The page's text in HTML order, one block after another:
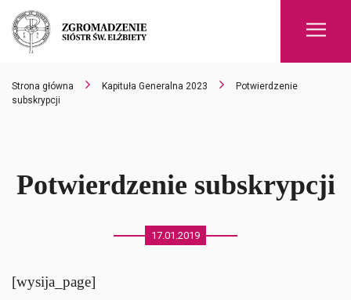
Strona główna Kapituła Generalna 2023
Potwierdzenie
subskrypcji
Potwierdzenie subskrypcji
17.01.2019
[wysija_page]